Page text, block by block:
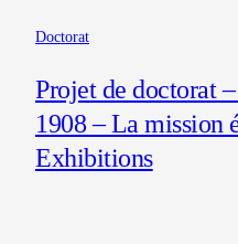
Doctorat
Projet de doctorat
1908 – La mission
Exhibitions